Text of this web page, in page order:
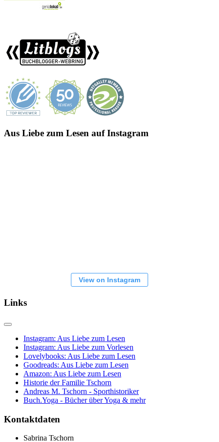
Aus Liebe zum Lesen auf Instagram
View on Instagram
Links
Instagram: Aus Liebe zum Lesen
Instagram: Aus Liebe zum Vorlesen
Lovelybooks: Aus Liebe zum Lesen
Goodreads: Aus Liebe zum Lesen
Amazon: Aus Liebe zum Lesen
Historie der Familie Tschorn
Andreas M. Tschorn - Sporthistoriker
Buch.Yoga - Bücher über Yoga & mehr
Kontaktdaten
Sabrina Tschorn